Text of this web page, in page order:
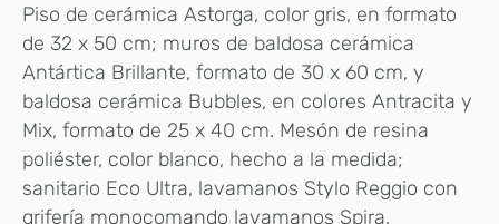
Piso de cerámica Astorga, color gris, en formato
de 32 x 50 cm; muros de baldosa cerámica
Antártica Brillante, formato de 30 x 60 cm, y
baldosa cerámica Bubbles, en colores Antracita y
Mix, formato de 25 x 40 cm. Mesón de resina
poliéster, color blanco, hecho a la medida;
sanitario Eco Ultra, lavamanos Stylo Reggio con
grifería monocomando lavamanos Spira.